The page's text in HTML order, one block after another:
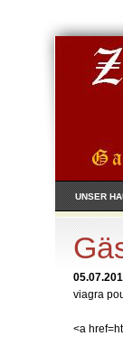
UNSER
viagra
<a